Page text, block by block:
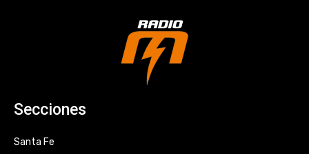
Secciones
Santa Fe